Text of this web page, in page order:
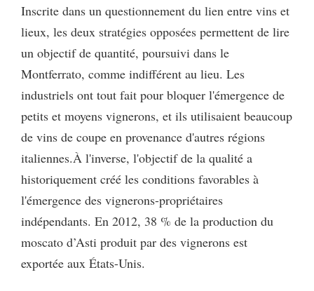
Inscrite dans un questionnement du lien entre vins et
lieux, les deux stratégies opposées permettent de lire
un objectif de quantité, poursuivi dans le
Montferrato, comme indifférent au lieu. Les
industriels ont tout fait pour bloquer l'émergence de
petits et moyens vignerons, et ils utilisaient beaucoup
de vins de coupe en provenance d'autres régions
italiennes.À l'inverse, l'objectif de la qualité a
historiquement créé les conditions favorables à
l'émergence des vignerons-propriétaires
indépendants. En 2012, 38 % de la production du
moscato d’Asti produit par des vignerons est
exportée aux États-Unis.